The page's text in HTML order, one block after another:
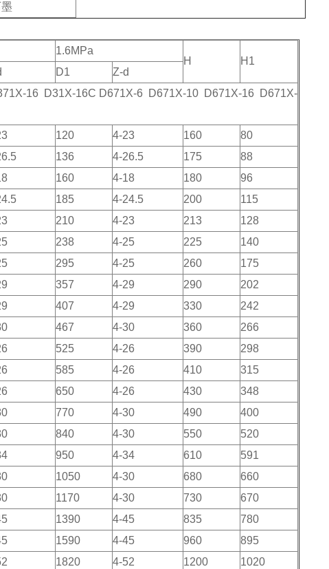
1.6MPa
H
H1
D1
Z-d
16 D31X-16C D671X-6 D671X-10 D671X-16 D671X-
120 4-23 160
80
136 4-26.5 175
88
160 4-18 180
96
185 4-24.5 200
115
210 4-23 213
128
238 4-25 225
140
295 4-25 260
175
357 4-29 290
202
407 4-29 330
242
467 4-30 360
266
525 4-26 390
298
585 4-26 410
315
650 4-26 430
348
770 4-30 490
400
840 4-30 550
520
950 4-34 610
591
1050 4-30 680
660
1170 4-30 730
670
1390 4-45 835
780
1590 4-45 960
895
1820 4-52 1200 1020